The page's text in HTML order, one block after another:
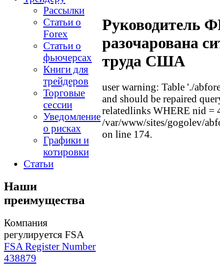
Рассылки
Статьи о
Forex
Статьи о
фьючерсах
Книги для
трейдеров
Торговые
сессии
Уведомление
о рисках
Графики и
котировки
Статьи
Наши
преимущества
Компания
регулируется FSA
FSA Register Number
438879
Руководитель
разочарована
труда США
user warning: Table './
and should be repaired
relatedlinks WHERE nid =
/var/www/sites/gogolev/
on line 174.